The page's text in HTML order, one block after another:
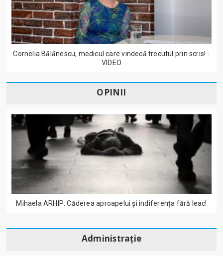
Cornelia Bălănescu, medicul care vindecă trecutul prin scris! -
VIDEO
OPINII
Mihaela ARHIP: Căderea aproapelui și indiferența fără leac!
Administrație